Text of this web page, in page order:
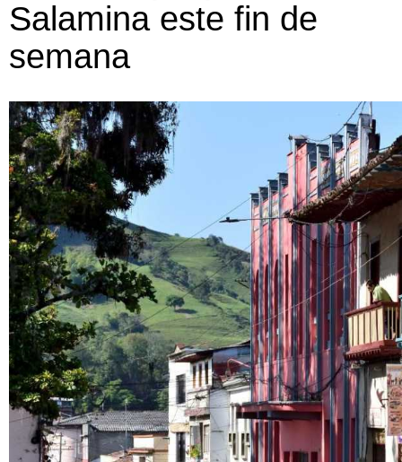
Salamina este fin de
semana